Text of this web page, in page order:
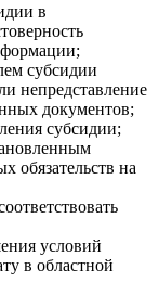
в
субсидии
непредставление
документов;
субсидии;
обязательств на
условий
в областной